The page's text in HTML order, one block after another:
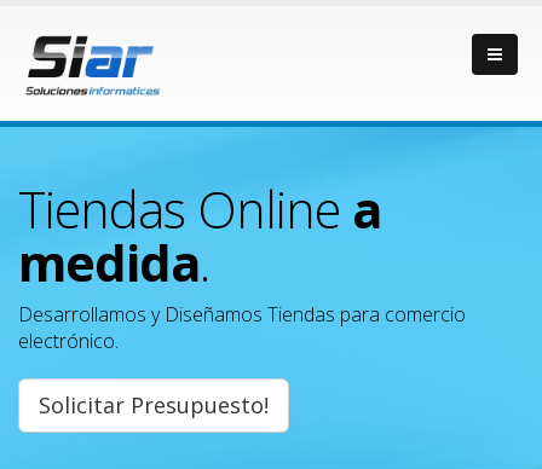
Tiendas Online a
medida.
Desarrollamos y Diseñamos Tiendas para comercio
electrónico.
Solicitar Presupuesto!